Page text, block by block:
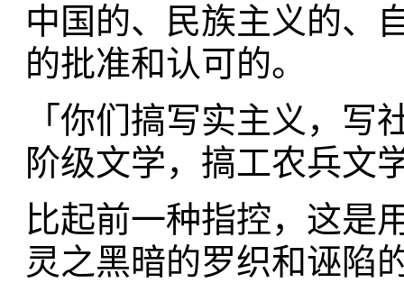
中国的、民族主义的、
的批准和认可的。
「你们搞写实主义，
阶级文学，搞工农兵文
比起前一种指控，这是
灵之黑暗的罗织和诬陷